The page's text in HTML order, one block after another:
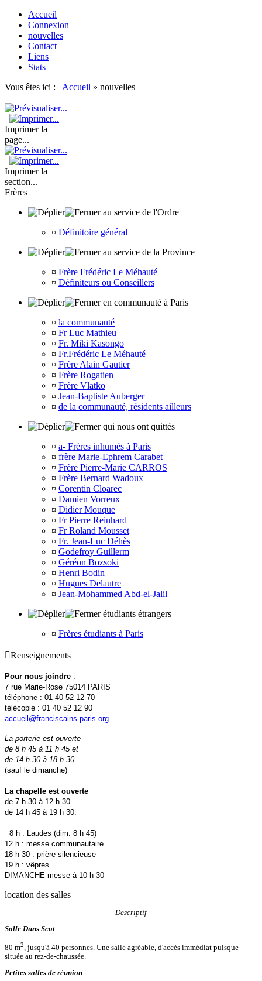
Accueil
Connexion
nouvelles
Contact
Liens
Stats
Vous êtes ici :
Accueil » nouvelles
Imprimer la
page...
Imprimer la
section...
Frères
au service de l'Ordre
¤ Définitoire général
au service de la Province
¤ Frère Frédéric Le Méhauté
¤ Définiteurs ou Conseillers
en communauté à Paris
¤ la communauté
¤ Fr Luc Mathieu
¤ Fr. Miki Kasongo
¤ Fr.Frédéric Le Méhauté
¤ Frère Alain Gautier
¤ Frère Rogatien
¤ Frère Vlatko
¤ Jean-Baptiste Auberger
¤ de la communauté, résidents ailleurs
qui nous ont quittés
¤ a- Frères inhumés à Paris
¤ frère Marie-Ephrem Carabet
¤ Frère Pierre-Marie CARROS
¤ Frère Bernard Wadoux
¤ Corentin Cloarec
¤ Damien Vorreux
¤ Didier Mouque
¤ Fr Pierre Reinhard
¤ Fr Roland Mousset
¤ Fr. Jean-Luc Déhès
¤ Godefroy Guillerm
¤ Géréon Bozsoki
¤ Henri Bodin
¤ Hugues Delautre
¤ Jean-Mohammed Abd-el-Jalil
étudiants étrangers
¤ Frères étudiants à Paris
Renseignements
Pour nous joindre :
7 rue Marie-Rose 75014 PARIS
téléphone : 01 40 52 12 70
télécopie : 01 40 52 12 90
accueil@franciscains-paris.org
La porterie est ouverte
de 8 h 45 à 11 h 45 et
de 14 h 30 à 18 h 30
(sauf le dimanche)
La chapelle est ouverte
de 7 h 30 à 12 h 30
de 14 h 45 à 19 h 30.
8 h : Laudes (dim. 8 h 45)
12 h : messe communautaire
18 h 30 : prière silencieuse
19 h : vêpres
DIMANCHE messe à 10 h 30
location des salles
Descriptif
Salle Duns Scot
80 m2, jusqu'à 40 personnes. Une salle agréable, d'accès immédiat puisque
située au rez-de-chaussée.
Petites salles de réunion